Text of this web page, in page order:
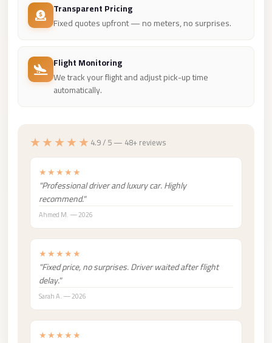
Transparent Pricing
Fixed quotes upfront — no meters, no surprises.
Flight Monitoring
We track your flight and adjust pick-up time
automatically.
★★★★★ 4.9 / 5 — 48+ reviews
★★★★★
"Professional driver and luxury car. Highly
recommend."
Ahmed M. — 2026
★★★★★
"Fixed price, no surprises. Driver waited after flight
delay."
Sarah A. — 2026
★★★★★
Limousine
Mohandessin
Mercedes
Limousine
Mercedes